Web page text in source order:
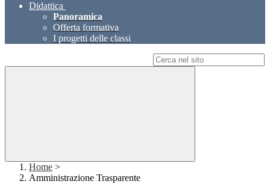
Didattica
Panoramica
Offerta formativa
I progetti delle classi
Home >
Amministrazione Trasparente